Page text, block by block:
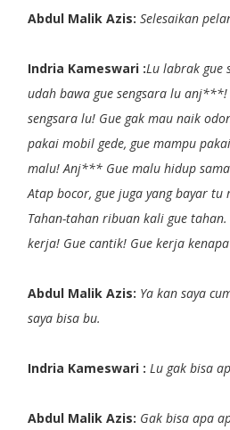
Abdul Malik Azis: Selesaikan
Indria Kameswari :Lu labrak gue
udah bawa gue sengsara lu
sengsara lu! Gue gak mau naik
pakai mobil gede, gue mampu
malu! Anj*** Gue malu hidup
Atap bocor, gue juga yang bayar
Tahan-tahan ribuan kali gue
kerja! Gue cantik! Gue kerja
Abdul Malik Azis: Ya kan saya
saya bisa bu.
Indria Kameswari : Lu gak bisa
Abdul Malik Azis: Gak bisa apa